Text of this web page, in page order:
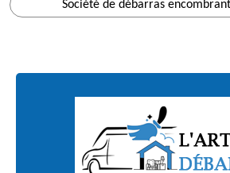
Société de débarras